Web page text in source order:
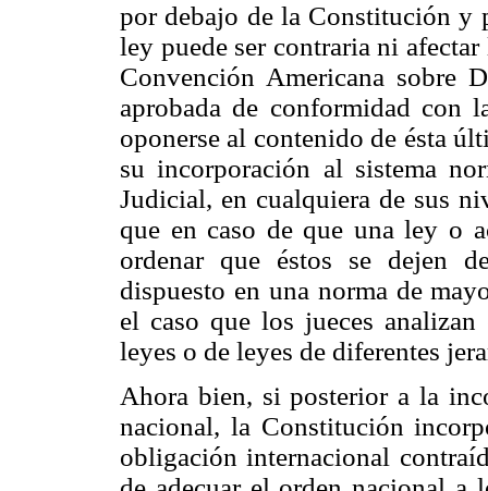
por debajo de la Constitución y
ley puede ser contraria ni
Convención Americana sobre
aprobada de conformidad con
oponerse al contenido de ésta
su incorporación al sistema
Judicial, en cualquiera de sus
que en caso de que una ley o
ordenar que éstos se dejen
dispuesto en una norma de
el caso que los jueces
leyes o de leyes de diferentes
Ahora bien, si posterior a la
nacional, la Constitución
obligación internacional